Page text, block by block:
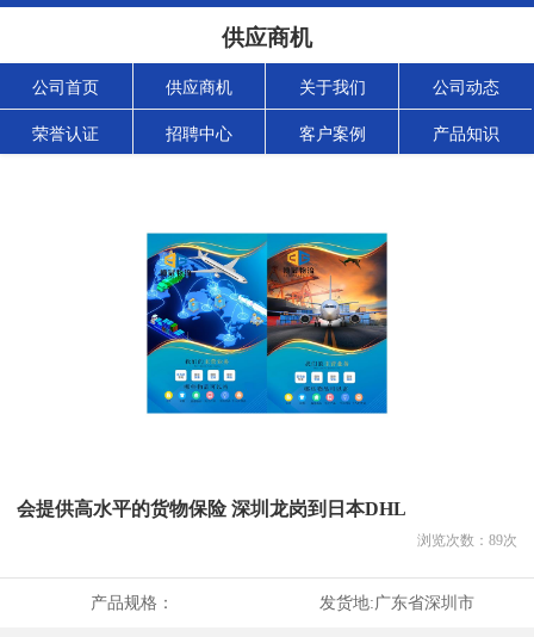
供应商机
公司首页 供应商机 关于我们 公司动态
荣誉认证 招聘中心 客户案例 产品知识
会提供高水平的货物保险 深圳龙岗到日本DHL
浏览次数： 89次
产品规格： 发货地:广东省深圳市